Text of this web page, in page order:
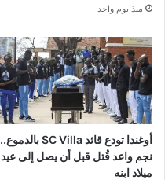
منذ يوم واحد
أوغندا تودع قائد SC Villa بالدموع..
نجم واعد قُتل قبل أن يصل إلى عيد
ميلاد ابنه